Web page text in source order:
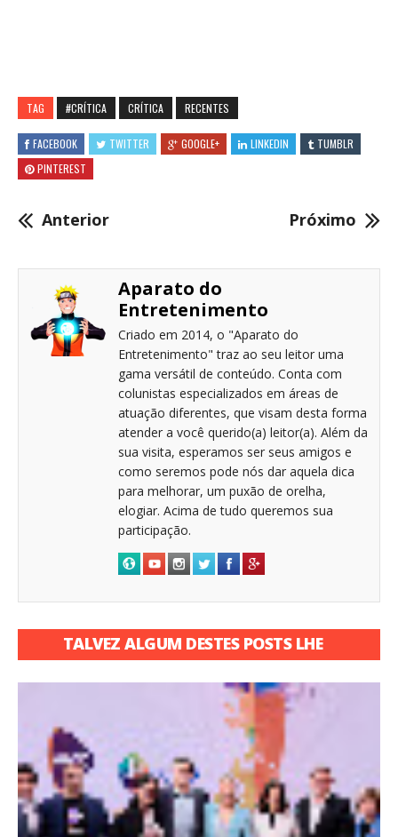
TAG #CRÍTICA CRÍTICA RECENTES
FACEBOOK TWITTER GOOGLE+ LINKEDIN
TUMBLR
PINTEREST
Anterior Próximo
Aparato do
Entretenimento
Criado em 2014, o "Aparato do
Entretenimento" traz ao seu leitor uma
gama versátil de conteúdo. Conta com
colunistas especializados em áreas de
atuação diferentes, que visam desta forma
atender a você querido(a) leitor(a). Além da
sua visita, esperamos ser seus amigos e
como seremos pode nós dar aquela dica
para melhorar, um puxão de orelha,
elogiar. Acima de tudo queremos sua
participação.
TALVEZ ALGUM DESTES POSTS LHE